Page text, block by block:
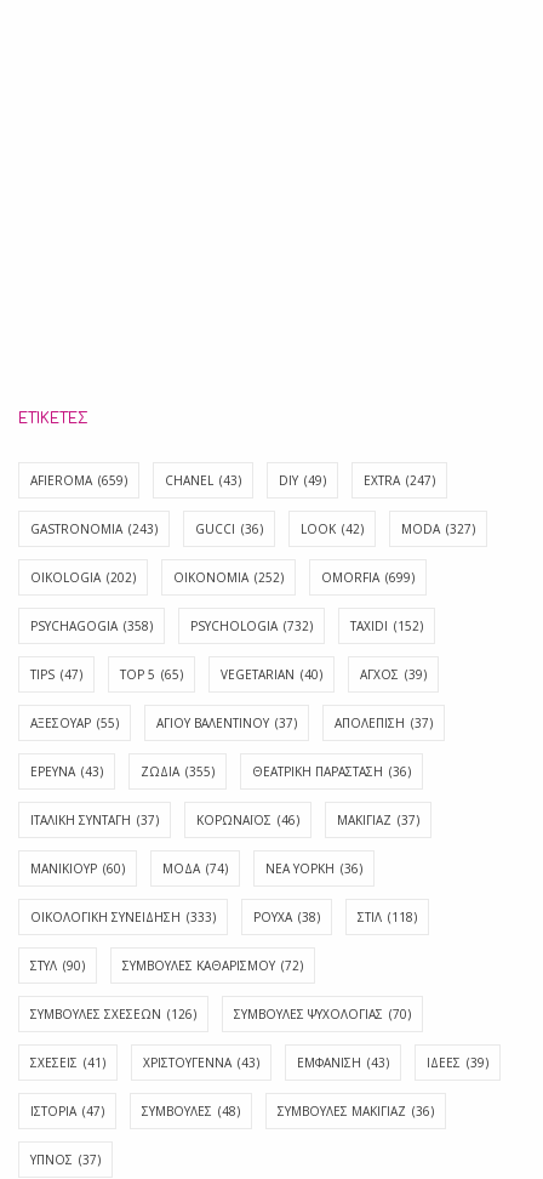
ΕΤΙΚΈΤΕΣ
AFIEROMA (659) CHANEL (43) DIY (49) EXTRA (247)
GASTRONOMIA (243) GUCCI (36) LOOK (42) MODA (327)
OIKOLOGIA (202) OIKONOMIA (252) OMORFIA (699)
PSYCHAGOGIA (358) PSYCHOLOGIA (732) TAXIDI (152)
TIPS (47) TOP 5 (65) VEGETARIAN (40) ΑΓΧΟΣ (39)
ΑΞΕΣΟΥΑΡ (55) ΑΓΊΟΥ ΒΑΛΕΝΤΊΝΟΥ (37) ΑΠΟΛΈΠΙΣΗ (37)
ΕΡΕΥΝΑ (43) ΖΩΔΙΑ (355) ΘΕΑΤΡΙΚΗ ΠΑΡΑΣΤΑΣΗ (36)
ΙΤΑΛΙΚΗ ΣΥΝΤΑΓΗ (37) ΚΟΡΩΝΑΪΟΣ (46) ΜΑΚΙΓΙΑΖ (37)
ΜΑΝΙΚΙΟΥΡ (60) ΜΟΔΑ (74) ΝΕΑ ΥΟΡΚΗ (36)
ΟΙΚΟΛΟΓΙΚΗ ΣΥΝΕΙΔΗΣΗ (333) ΡΟΥΧΑ (38) ΣΤΙΛ (118)
ΣΤΥΛ (90) ΣΥΜΒΟΥΛΕΣ ΚΑΘΑΡΙΣΜΟΥ (72)
ΣΥΜΒΟΥΛΕΣ ΣΧΕΣΕΩΝ (126) ΣΥΜΒΟΥΛΕΣ ΨΥΧΟΛΟΓΙΑΣ (70)
ΣΧΕΣΕΙΣ (41) ΧΡΙΣΤΟΥΓΕΝΝΑ (43) ΕΜΦΆΝΙΣΗ (43) ΙΔΈΕΣ (39)
ΙΣΤΟΡΊΑ (47) ΣΥΜΒΟΥΛΈΣ (48) ΣΥΜΒΟΥΛΈΣ ΜΑΚΙΓΙΆΖ (36)
ΎΠΝΟΣ (37)